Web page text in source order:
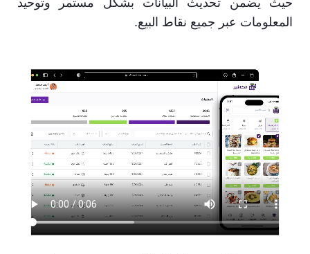
حيث يضمن تحديث البيانات بشكل مستمر وتوحيد
المعلومات عبر جميع نقاط البيع.